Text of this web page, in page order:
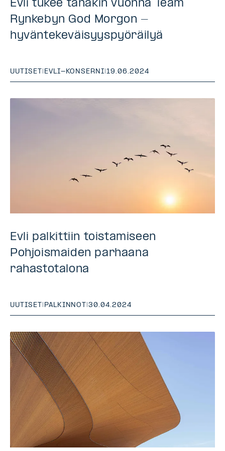
Evli tukee tänäkin vuonna Team
Rynkebyn God Morgon -
hyväntekeväisyyspyöräilyä
UUTISET EVLI-KONSERNI |19.06.2024
Evli palkittiin toistamiseen
Pohjoismaiden parhaana
rahastotalona
UUTISET | PALKINNOT |30.04.2024